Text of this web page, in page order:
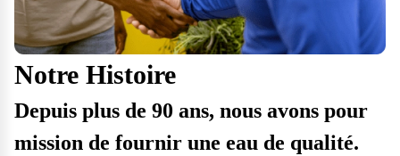
Notre Histoire
Depuis plus de 90 ans, nous avons pour
mission de fournir une eau de qualité.